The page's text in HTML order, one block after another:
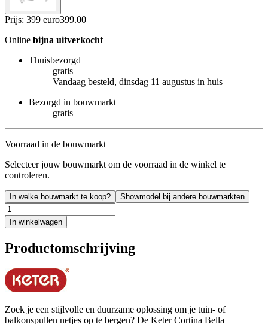
Prijs: 399 euro399.00
Online bijna uitverkocht
Thuisbezorgd
gratis
Vandaag besteld, dinsdag 11 augustus in huis
Bezorgd in bouwmarkt
gratis
Voorraad in de bouwmarkt
Selecteer jouw bouwmarkt om de voorraad in de winkel te
controleren.
In welke bouwmarkt te koop? Showmodel bij andere bouwmarkten
In winkelwagen
Productomschrijving
Zoek je een stijlvolle en duurzame oplossing om je tuin- of
balkonspullen netjes op te bergen? De Keter Cortina Bella